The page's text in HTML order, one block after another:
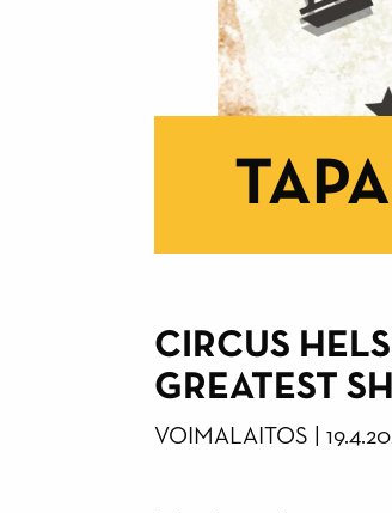
CIRCUS
GREATEST
VOIMALAITOS